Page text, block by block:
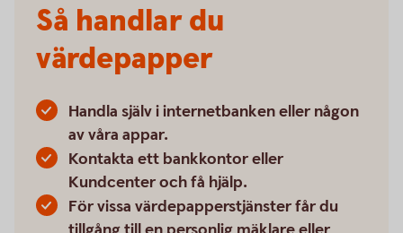
Så handlar du
värdepapper
Handla själv i internetbanken eller någon
av våra appar.
Kontakta ett bankkontor eller
Kundcenter och få hjälp.
För vissa värdepapperstjänster får du